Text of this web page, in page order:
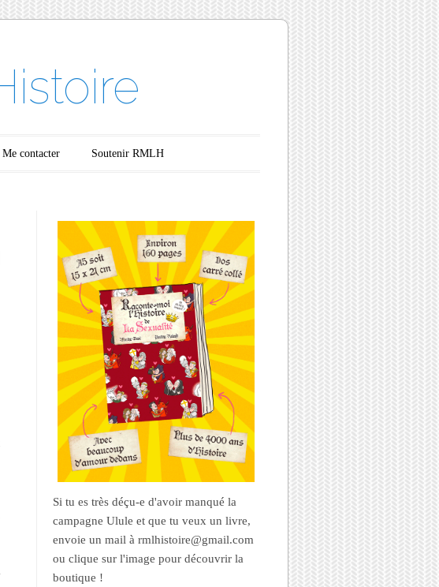
Me contacter Soutenir RMLH
Si tu es très déçu-e d'avoir manqué la
campagne Ulule et que tu veux un livre,
envoie un mail à rmlhistoire@gmail.com
ou clique sur l'image pour découvrir la
boutique !